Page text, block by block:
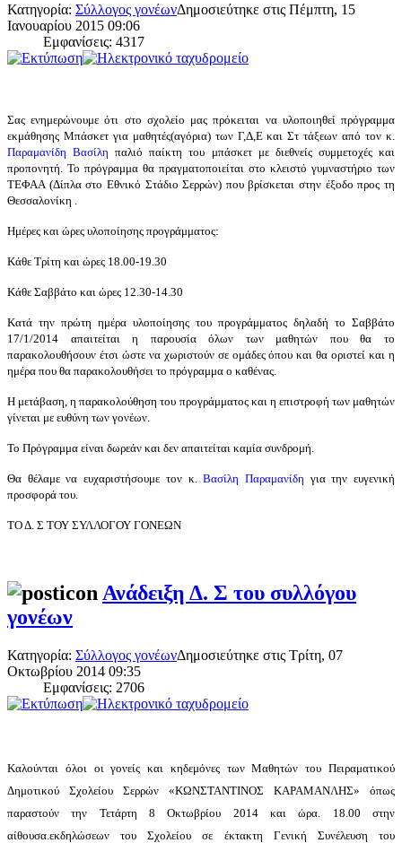
Κατηγορία: Σύλλογος γονέωνΔημοσιεύτηκε στις Πέμπτη, 15
Ιανουαρίου 2015 09:06
Εμφανίσεις: 4317
Σας ενημερώνουμε ότι στο σχολείο μας πρόκειται να υλοποιηθεί πρόγραμμα
εκμάθησης Μπάσκετ για μαθητές(αγόρια) των Γ,Δ,Ε και Στ τάξεων από τον κ.
Παραμανίδη Βασίλη παλιό παίκτη του μπάσκετ με διεθνείς συμμετοχές και
προπονητή. Το πρόγραμμα θα πραγματοποιείται στο κλειστό γυμναστήριο των
ΤΕΦΑΑ (Δίπλα στο Εθνικό Στάδιο Σερρών) που βρίσκεται στην έξοδο προς τη
Θεσσαλονίκη .
Ημέρες και ώρες υλοποίησης προγράμματος:
Κάθε Τρίτη και ώρες 18.00-19.30
Κάθε Σαββάτο και ώρες 12.30-14.30
Κατά την πρώτη ημέρα υλοποίησης του προγράμματος δηλαδή το Σαββάτο
17/1/2014 απαιτείται η παρουσία όλων των μαθητών που θα το
παρακολουθήσουν έτσι ώστε να χωριστούν σε ομάδες όπου και θα οριστεί και η
ημέρα που θα παρακολουθήσει το πρόγραμμα ο καθένας.
Η μετάβαση, η παρακολούθηση του προγράμματος και η επιστροφή των μαθητών
γίνεται με ευθύνη των γονέων.
To Πρόγραμμα είναι δωρεάν και δεν απαιτείται καμία συνδρομή.
Θα θέλαμε να ευχαριστήσουμε τον κ. Βασίλη Παραμανίδη για την ευγενική
προσφορά του.
ΤΟ Δ. Σ ΤΟΥ ΣΥΛΛΟΓΟΥ ΓΟΝΕΩΝ
Ανάδειξη Δ. Σ του συλλόγου
γονέων
Κατηγορία: Σύλλογος γονέωνΔημοσιεύτηκε στις Τρίτη, 07
Οκτωβρίου 2014 09:35
Εμφανίσεις: 2706
Καλούνται όλοι οι γονείς και κηδεμόνες των Μαθητών του Πειραματικού
Δημοτικού Σχολείου Σερρών «ΚΩΝΣΤΑΝΤΙΝΟΣ ΚΑΡΑΜΑΝΛΗΣ» όπως
παραστούν την Τετάρτη 8 Οκτωβρίου 2014 και ώρα. 18.00 στην
αίθουσα.εκδηλώσεων του Σχολείουσε έκτακτη Γενική Συνέλευση του